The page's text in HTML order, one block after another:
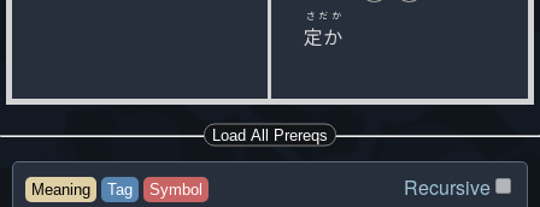
定か
さだか
Load All Prereqs
Recursive
Meaning Tag
Symbol